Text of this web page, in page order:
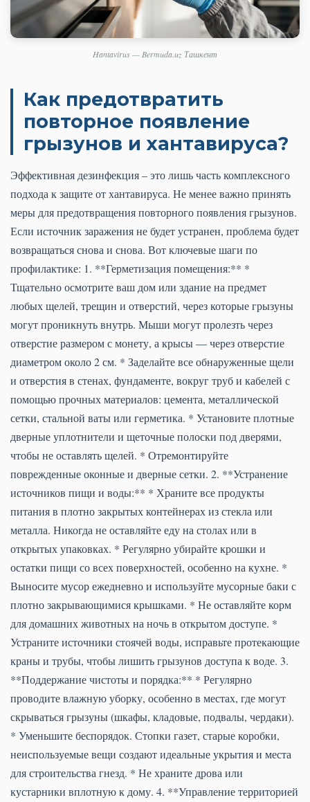
Hantavirus — Bermuda.uz Ташкент
Как предотвратить
повторное появление
грызунов и хантавируса?
Эффективная дезинфекция – это лишь часть комплексного
подхода к защите от хантавируса. Не менее важно принять
меры для предотвращения повторного появления грызунов.
Если источник заражения не будет устранен, проблема будет
возвращаться снова и снова. Вот ключевые шаги по
профилактике: 1. **Герметизация помещения:** *
Тщательно осмотрите ваш дом или здание на предмет
любых щелей, трещин и отверстий, через которые грызуны
могут проникнуть внутрь. Мыши могут пролезть через
отверстие размером с монету, а крысы — через отверстие
диаметром около 2 см. * Заделайте все обнаруженные щели
и отверстия в стенах, фундаменте, вокруг труб и кабелей с
помощью прочных материалов: цемента, металлической
сетки, стальной ваты или герметика. * Установите плотные
дверные уплотнители и щеточные полоски под дверями,
чтобы не оставлять щелей. * Отремонтируйте
поврежденные оконные и дверные сетки. 2. **Устранение
источников пищи и воды:** * Храните все продукты
питания в плотно закрытых контейнерах из стекла или
металла. Никогда не оставляйте еду на столах или в
открытых упаковках. * Регулярно убирайте крошки и
остатки пищи со всех поверхностей, особенно на кухне. *
Выносите мусор ежедневно и используйте мусорные баки с
плотно закрывающимися крышками. * Не оставляйте корм
для домашних животных на ночь в открытом доступе. *
Устраните источники стоячей воды, исправьте протекающие
краны и трубы, чтобы лишить грызунов доступа к воде. 3.
**Поддержание чистоты и порядка:** * Регулярно
проводите влажную уборку, особенно в местах, где могут
скрываться грызуны (шкафы, кладовые, подвалы, чердаки).
* Уменьшите беспорядок. Стопки газет, старые коробки,
неиспользуемые вещи создают идеальные укрытия и места
для строительства гнезд. * Не храните дрова или
кустарники вплотную к дому. 4. **Управление территорией